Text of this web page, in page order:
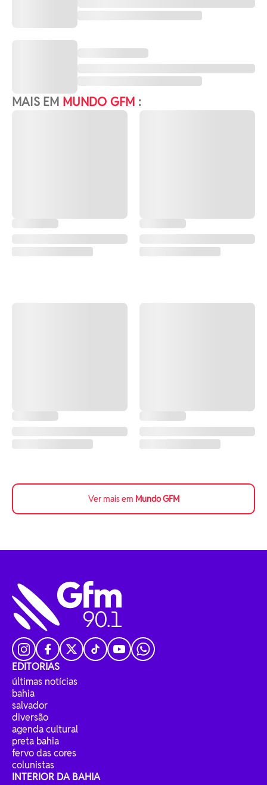
MAIS EM MUNDO GFM :
Ver mais em Mundo GFM
EDITORIAS
últimas notícias
bahia
salvador
diversão
agenda cultural
preta bahia
fervo das cores
colunistas
INTERIOR DA BAHIA